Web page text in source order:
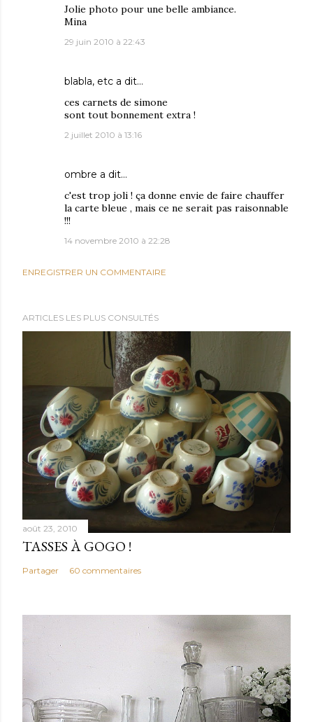
Jolie photo pour une belle ambiance.
Mina
29 juin 2010 à 22:43
blabla, etc a dit…
ces carnets de simone
sont tout bonnement extra !
2 juillet 2010 à 13:16
ombre a dit…
c'est trop joli ! ça donne envie de faire chauffer
la carte bleue , mais ce ne serait pas raisonnable
!!!
14 novembre 2010 à 22:28
ENREGISTRER UN COMMENTAIRE
ARTICLES LES PLUS CONSULTÉS
août 23, 2010
TASSES À GOGO !
Partager 60 commentaires